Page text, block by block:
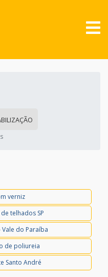
verniz
telhados SP
do Paraíba
de poliureia
Santo André